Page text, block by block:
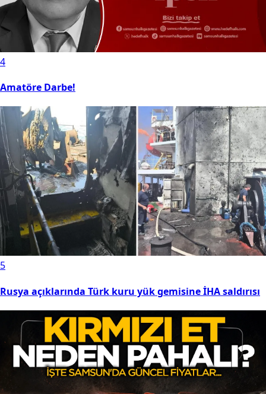
4
Amatöre Darbe!
5
Rusya açıklarında Türk kuru yük gemisine İHA saldırısı